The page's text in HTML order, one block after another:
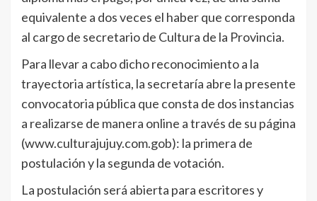
equivalente a dos veces el haber que corresponda
al cargo de secretario de Cultura de la Provincia.
Para llevar a cabo dicho reconocimiento a la
trayectoria artística, la secretaría abre la presente
convocatoria pública que consta de dos instancias
a realizarse de manera online a través de su página
(www.culturajujuy.com.gob): la primera de
postulación y la segunda de votación.
La postulación será abierta para escritores y